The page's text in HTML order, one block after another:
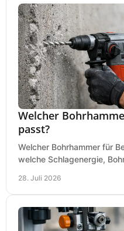
Welcher
passt?
Welcher Bohrhammer für
welche Schlagenergie,
28. Juli 2026